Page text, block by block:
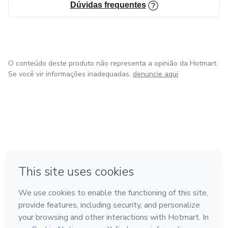
Dúvidas frequentes
O conteúdo deste produto não representa a opinião da Hotmart.
Se você vir informações inadequadas, denuncie aqui
Feito com ❤ na Cidade do México